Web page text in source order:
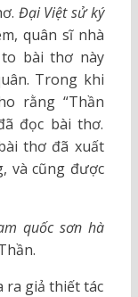
Đại Việt sử ký
quân sĩ nhà
bài thơ này
Trong khi
rằng “Thần
đọc bài thơ.
thơ đã xuất
và cũng được
quốc sơn hà
ra giả thiết tác